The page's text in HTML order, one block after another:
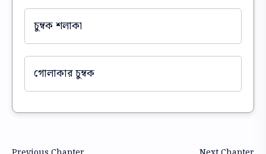
চুম্বক শলাকা
গোলাকার চুম্বক